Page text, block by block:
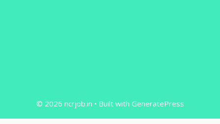
© 2026 ncrjob.in • Built with GeneratePress